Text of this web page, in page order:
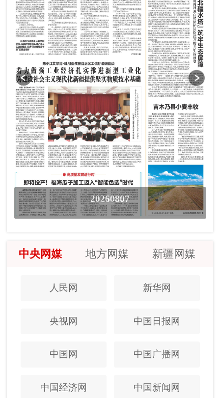
20260807
中央网媒 地方网媒 新疆网媒
人民网 新华网
央视网 中国日报网
中国网 中国广播网
中国经济网 中国新闻网